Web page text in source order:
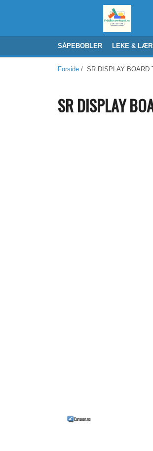
SÅPEBOBLER LEKE & LÆR
Forside / SR DISPLAY BOARD
SR DISPLAY